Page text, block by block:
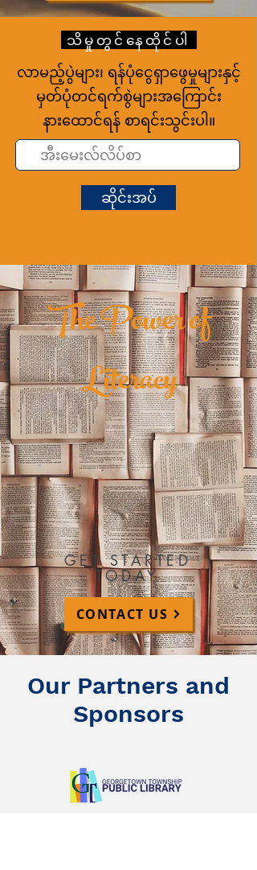
သိမှုတွင်နေထိုင်ပါ
လာမည့်ပွဲများ၊ ရန်ပုံငွေရှာဖွေမှုများနှင့်
မှတ်ပုံတင်ရက်စွဲများအကြောင်း
နားထောင်ရန် စာရင်းသွင်းပါ။
ဆိုင်းအပ်
The Power of
Literacy
GET STARTED
TODAY
CONTACT US
Our Partners and
Sponsors